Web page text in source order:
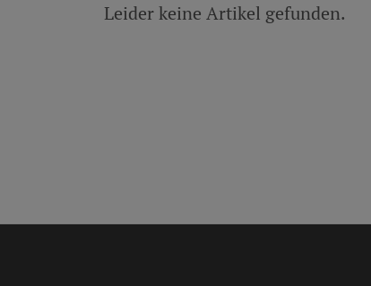
Leider keine Artikel gefunden.